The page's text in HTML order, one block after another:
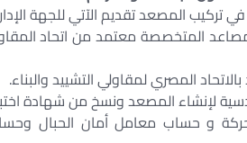
تركيب المصعد تقديم الآتي للجهة
المتخصصة معتمد من اتحاد
و حساب معامل أمان الحبال